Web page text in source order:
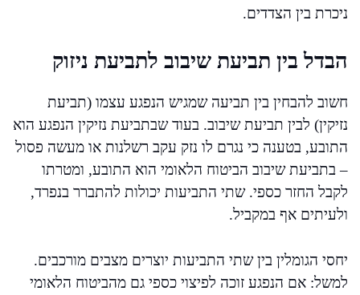
ניכרת בין הצדדים.
הבדל בין תביעת שיבוב לתביעת ניזוק
חשוב להבחין בין תביעה שמגיש הנפגע עצמו (תביעת
נזיקין) לבין תביעת שיבוב. בעוד שבתביעת נזיקין הנפגע הוא
התובע, בטענה כי נגרם לו נזק עקב רשלנות או מעשה פסול
– בתביעת שיבוב הביטוח הלאומי הוא התובע, ומטרתו
לקבל החזר כספי. שתי התביעות יכולות להתברר בנפרד,
ולעיתים אף במקביל.
יחסי הגומלין בין שתי התביעות יוצרים מצבים מורכבים.
למשל: אם הנפגע זוכה לפיצוי כספי גם מהביטוח הלאומי